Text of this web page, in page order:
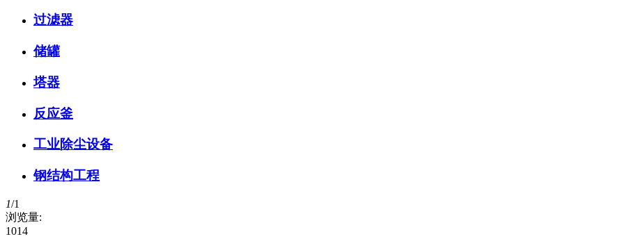
过滤器
储罐
塔器
反应釜
工业除尘设备
钢结构工程
1/1
浏览量:
1014